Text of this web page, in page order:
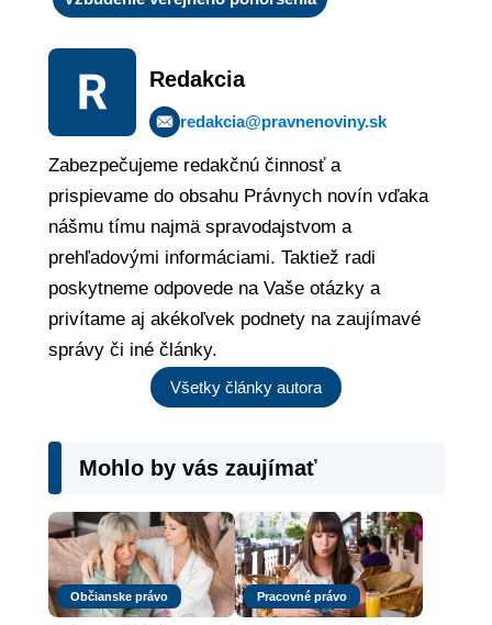
Redakcia
redakcia@pravnenoviny.sk
Zabezpečujeme redakčnú činnosť a
prispievame do obsahu Právnych novín vďaka
nášmu tímu najmä spravodajstvom a
prehľadovými informáciami. Taktiež radi
poskytneme odpovede na Vaše otázky a
privítame aj akékoľvek podnety na zaujímavé
správy či iné články.
Všetky články autora
Mohlo by vás zaujímať
Občianske právo Pracovné právo